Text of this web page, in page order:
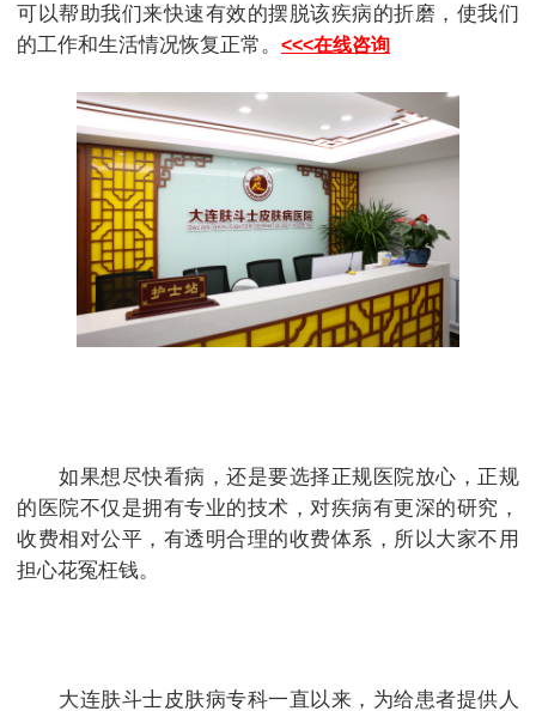
可以帮助我们来快速有效的摆脱该疾病的折磨，使我们
的工作和生活情况恢复正常。 <<<在线咨询
如果想尽快看病，还是要选择正规医院放心，正规
的医院不仅是拥有专业的技术，对疾病有更深的研究，
收费相对公平，有透明合理的收费体系，所以大家不用
担心花冤枉钱。
大连肤斗士皮肤病专科一直以来，为给患者提供人